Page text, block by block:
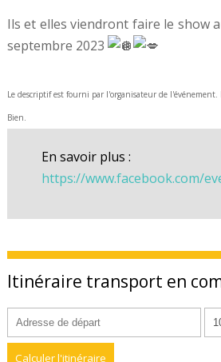
Ils et elles viendront faire le show
septembre 2023
Le descriptif est fourni par l'organisateur de l'événement.
Bien.
En savoir plus :
https://www.facebook.com/
Itinéraire transport en